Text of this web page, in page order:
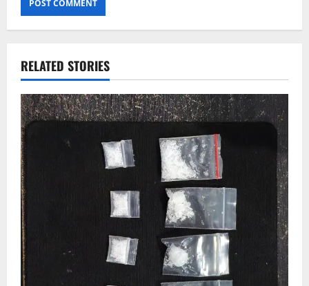
RELATED STORIES